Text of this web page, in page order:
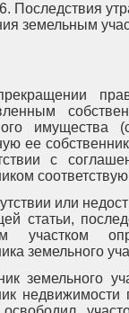
Последствия
земельным
имущества
ее
с
или
статьи,
участком
земельного
земельного